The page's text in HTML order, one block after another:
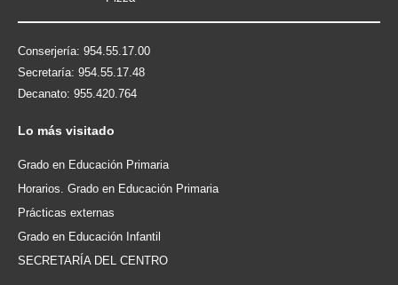
Conserjería: 954.55.17.00
Secretaría: 954.55.17.48
Decanato: 955.420.764
Lo más visitado
Grado en Educación Primaria
Horarios. Grado en Educación Primaria
Prácticas externas
Grado en Educación Infantil
SECRETARÍA DEL CENTRO